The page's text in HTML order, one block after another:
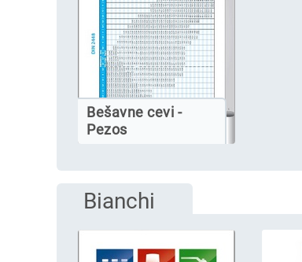
Bešavne cevi -
Pezos
Bianchi